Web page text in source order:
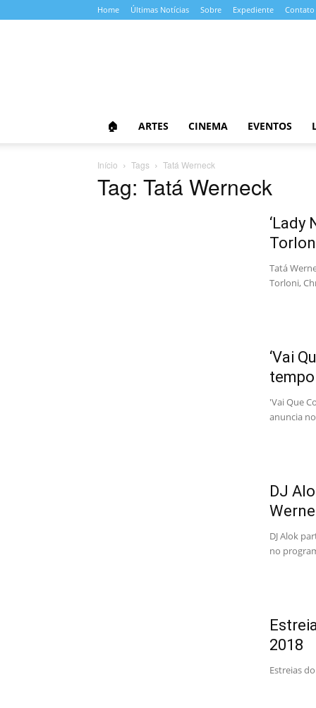
Home Últimas Notícias Sobre Expediente Contato
🏠 ARTES CINEMA EVENTOS
Início Tags Tatá Werneck
Tag: Tatá Werneck
‘Lady
Tatá
Torloni,
‘Vai
'Vai Que
anuncia
DJ
DJ Alok
no
2018
Estreias